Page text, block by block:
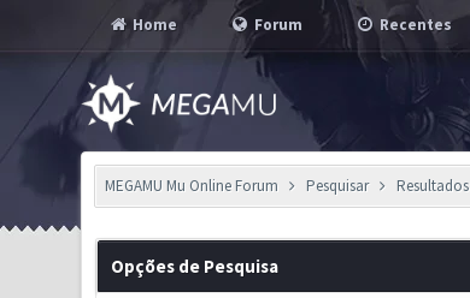
Home Forum Recentes
MEGAMU Mu Online Forum Pesquisar Resultados
Opções de Pesquisa